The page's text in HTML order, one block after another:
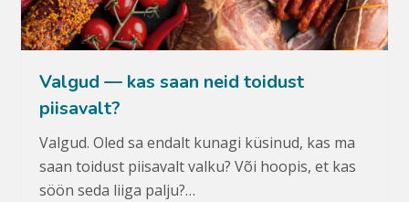
Valgud — kas saan neid toidust
piisavalt?
Valgud. Oled sa endalt kunagi küsinud, kas ma
saan toidust piisavalt valku? Või hoopis, et kas
söön seda liiga palju?…